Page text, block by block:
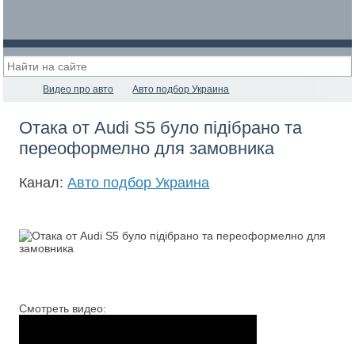
Видео про авто Авто подбор Украина
Отака от Audi S5 було підібрано та
переоформелно для замовника
Канал:Авто подбор Украина
Смотреть видео: